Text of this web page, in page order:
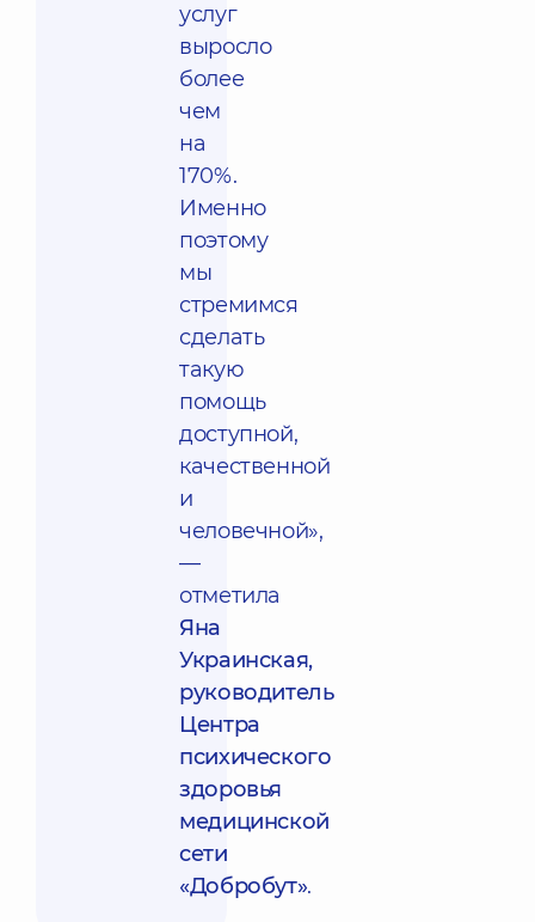
услуг
выросло
более
чем
на
170%.
Именно
поэтому
мы
стремимся
сделать
такую
помощь
доступной,
качественной
и
человечной»,
—
отметила
Яна
Украинская,
руководитель
Центра
психического
здоровья
медицинской
сети
«Добробут».